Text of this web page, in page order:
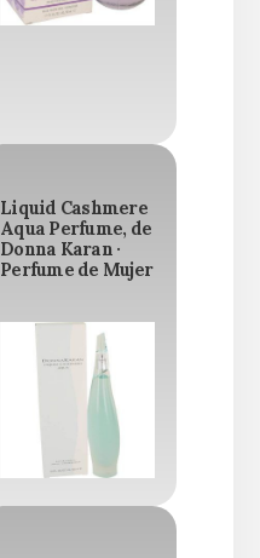
Liquid Cashmere
Aqua Perfume, de
Donna Karan ·
Perfume de Mujer